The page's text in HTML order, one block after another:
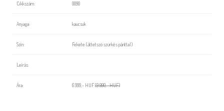
Cikkszám: 0090
Anyaga: kaucsuk
Szín: Fekete (áttetszö szürkés pánttal)
Leírás:
Ára: 6 999,- HUF(9 990,- HUF)